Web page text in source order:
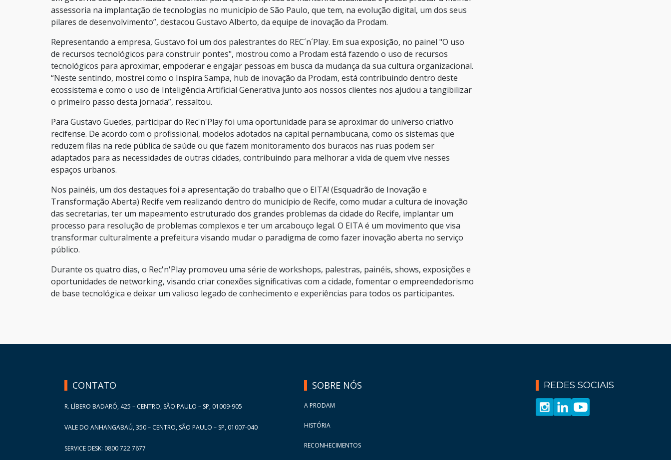
assessoria na implantação de tecnologias no município de São Paulo, que tem, na evolução digital, um dos seus
pilares de desenvolvimento”, destacou Gustavo Alberto, da equipe de inovação da Prodam.
Representando a empresa, Gustavo foi um dos palestrantes do REC´n´Play. Em sua exposição, no painel "O uso
de recursos tecnológicos para construir pontes", mostrou como a Prodam está fazendo o uso de recursos
tecnológicos para aproximar, empoderar e engajar pessoas em busca da mudança da sua cultura organizacional.
“Neste sentindo, mostrei como o Inspira Sampa, hub de inovação da Prodam, está contribuindo dentro deste
ecossistema e como o uso de Inteligência Artificial Generativa junto aos nossos clientes nos ajudou a tangibilizar
o primeiro passo desta jornada”, ressaltou.
Para Gustavo Guedes, participar do Rec'n'Play foi uma oportunidade para se aproximar do universo criativo
recifense. De acordo com o profissional, modelos adotados na capital pernambucana, como os sistemas que
reduzem filas na rede pública de saúde ou que fazem monitoramento dos buracos nas ruas podem ser
adaptados para as necessidades de outras cidades, contribuindo para melhorar a vida de quem vive nesses
espaços urbanos.
Nos painéis, um dos destaques foi a apresentação do trabalho que o EITA! (Esquadrão de Inovação e
Transformação Aberta) Recife vem realizando dentro do município de Recife, como mudar a cultura de inovação
das secretarias, ter um mapeamento estruturado dos grandes problemas da cidade do Recife, implantar um
processo para resolução de problemas complexos e ter um arcabouço legal. O EITA é um movimento que visa
transformar culturalmente a prefeitura visando mudar o paradigma de como fazer inovação aberta no serviço
público.
Durante os quatro dias, o Rec'n'Play promoveu uma série de workshops, palestras, painéis, shows, exposições e
oportunidades de networking, visando criar conexões significativas com a cidade, fomentar o empreendedorismo
de base tecnológica e deixar um valioso legado de conhecimento e experiências para todos os participantes.
CONTATO
R. LÍBERO BADARÓ, 425 – CENTRO, SÃO PAULO – SP, 01009-905
VALE DO ANHANGABAÚ, 350 – CENTRO, SÃO PAULO – SP, 01007-040
SERVICE DESK: 0800 722 7677
SOBRE NÓS
A PRODAM
HISTÓRIA
RECONHECIMENTOS
REDES SOCIAIS